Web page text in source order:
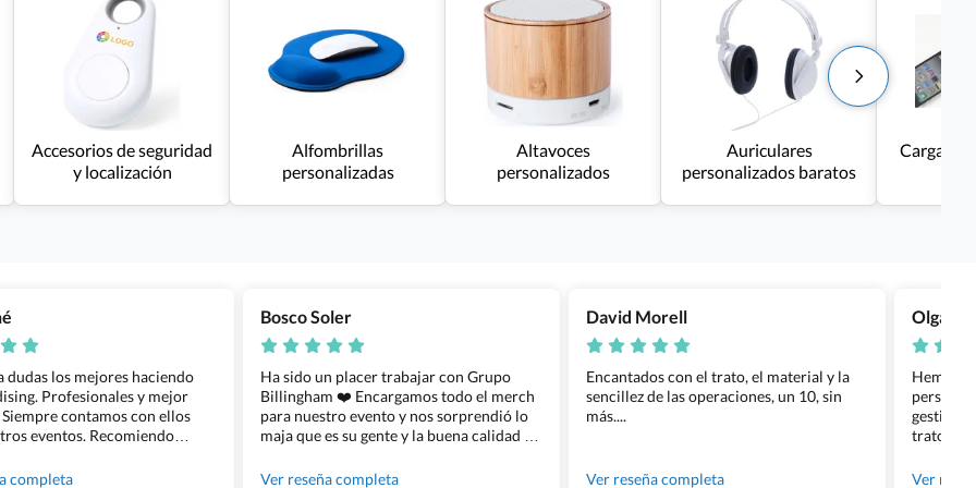
Accesorios de seguridad
y localización
Alfombrillas
personalizadas
Altavoces
personalizados
Auriculares
personalizados baratos
dudas los mejores haciendo
Profesionales y mejor
contamos con ellos
eventos. Recomiendo
completa
Bosco Soler
Ha sido un placer trabajar con Grupo
Billingham ❤️ Encargamos todo el merch
para nuestro evento y nos sorprendió lo
maja que es su gente y la buena calidad de
100% recomendado!!
Ver reseña completa
David Morell
Encantados con el trato, el material y la
sencillez de las operaciones, un 10, sin
más....
Ver reseña completa
Olga
Hemos
gestión
trato
gente
Ver